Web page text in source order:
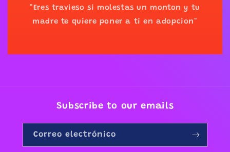
"Eres travieso si molestas un monton y tu
madre te quiere poner a ti en adopcion"
Subscribe to our emails
Correo electrónico